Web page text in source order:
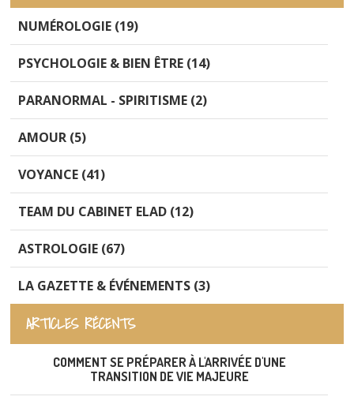
NUMÉROLOGIE (19)
PSYCHOLOGIE & BIEN ÊTRE (14)
PARANORMAL - SPIRITISME (2)
AMOUR (5)
VOYANCE (41)
TEAM DU CABINET ELAD (12)
ASTROLOGIE (67)
LA GAZETTE & ÉVÉNEMENTS (3)
ARTICLES RÉCENTS
COMMENT SE PRÉPARER À L'ARRIVÉE D'UNE
TRANSITION DE VIE MAJEURE